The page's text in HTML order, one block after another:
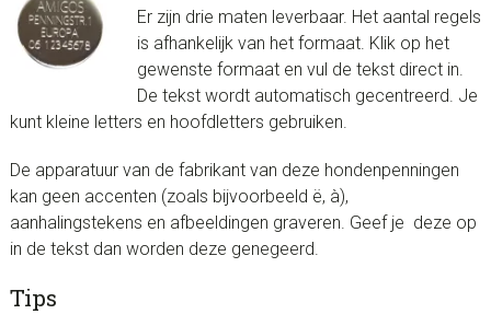
Er zijn drie maten leverbaar. Het aantal regels
is afhankelijk van het formaat. Klik op het
gewenste formaat en vul de tekst direct in.
De tekst wordt automatisch gecentreerd. Je
kunt kleine letters en hoofdletters gebruiken.
De apparatuur van de fabrikant van deze hondenpenningen
kan geen accenten (zoals bijvoorbeeld ë, à),
aanhalingstekens en afbeeldingen graveren. Geef je deze op
in de tekst dan worden deze genegeerd.
Tips